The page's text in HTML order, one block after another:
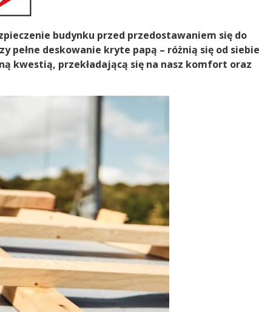
budynku przed przedostawaniem się do
deskowanie kryte papą – różnią się od siebie
kwestią, przekładającą się na nasz komfort oraz